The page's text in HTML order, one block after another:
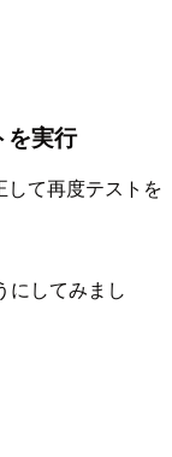
を実行
て再度テストを
にしてみまし